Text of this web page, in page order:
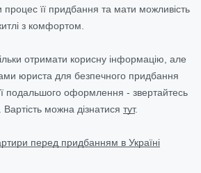
процес її придбання та мати можливість
з комфортом.
отримати корисну інформацію, але
юриста для безпечного придбання
подальшого оформлення - звертайтесь
Вартість можна дізнатися тут.
перед придбанням в Україні